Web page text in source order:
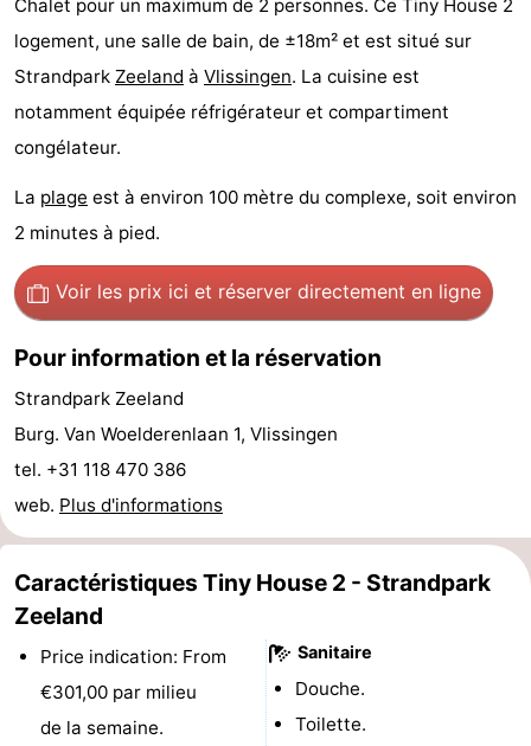
-
Duinzicht
-
Galgewei
Noordzee
Resort
Vlissingen
-
Strandpark
Zeeland
-
Vebenabos
-
Westduin
Hôtels
Last
Voir
faire
d'intérêt
-
Musées
Monuments
Chalet pour un maximum de 2 personnes. Ce Tiny House 2
logement, une salle de bain, de ±18m² et est situé sur
Strandpark Zeeland à Vlissingen. La cuisine est
notamment équipée réfrigérateur et compartiment
congélateur.
La plage est à environ 100 mètre du complexe, soit environ
2 minutes à pied.
Voir les prix ici et réserver directement en ligne
Pour information et la réservation
Strandpark Zeeland
Burg. Van Woelderenlaan 1, Vlissingen
tel. +31 118 470 386
web. Plus d'informations
Caractéristiques Tiny House 2 - Strandpark
Zeeland
Price indication: From
€301,00 par milieu
de la semaine.
Sanitaire
Douche.
Toilette.